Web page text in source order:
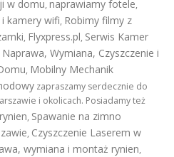
w domu, naprawiamy fotele,
kamery wifi, Robimy filmy z
, Flyxpress.pl, Serwis Kamer
Wymiana, Czyszczenie i
, Mobilny Mechanik
zapraszamy serdecznie do
i okolicach. Posiadamy też
, Spawanie na zimno
, Czyszczenie Laserem w
wymiana i montaż rynien,